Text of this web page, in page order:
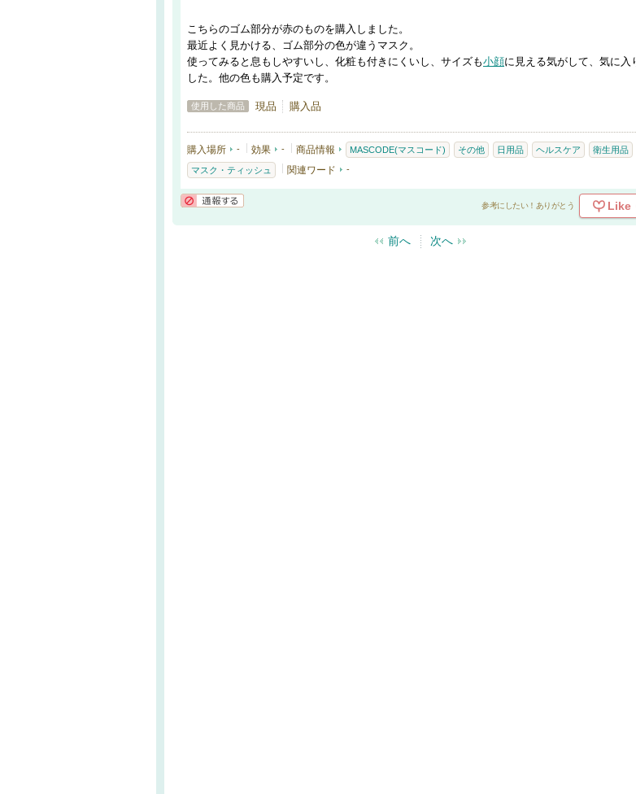
こちらのゴム部分が赤のものを購入しました。
最近よく見かける、ゴム部分の色が違うマスク。
使ってみると息もしやすいし、化粧も付きにくいし、サイズも小顔に見える気がして、気に入
した。他の色も購入予定です。
使用した商品 現品 購入品
購入場所 - 効果 - 商品情報 MASCODE(マスコード) その他 日用品 ヘルスケア 衛生用品
マスク・ティッシュ 関連ワード -
参考にしたい！ありがとう Like
前へ 次へ